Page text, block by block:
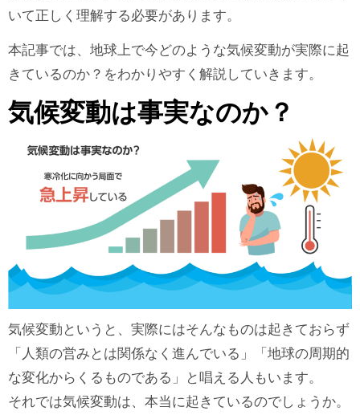
いて正しく理解する必要があります。
本記事では、地球上で今どのような気候変動が実際に起
きているのか？をわかりやすく解説していきます。
気候変動は事実なのか？
気候変動というと、実際にはそんなものは起きておらず
「人類の営みとは関係なく進んでいる」「地球の周期的
な変化からくるものである」と唱える人もいます。
それでは気候変動は、本当に起きているのでしょうか。